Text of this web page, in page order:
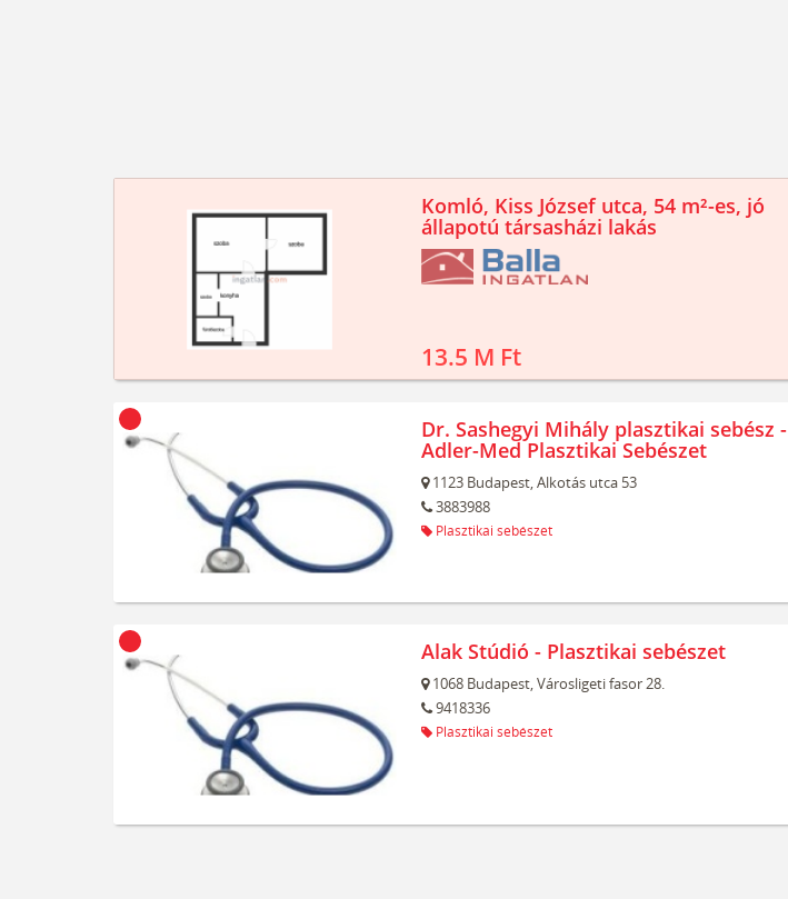
Komló, Kiss József utca, 54 m²-es, jó
állapotú társasházi lakás
13.5 M Ft
Dr. Sashegyi Mihály plasztikai sebész -
Adler-Med Plasztikai Sebészet
1123 Budapest,Alkotás utca 53
3883988
Plasztikai sebészet
Alak Stúdió - Plasztikai sebészet
1068 Budapest,Városligeti fasor 28.
9418336
Plasztikai sebészet